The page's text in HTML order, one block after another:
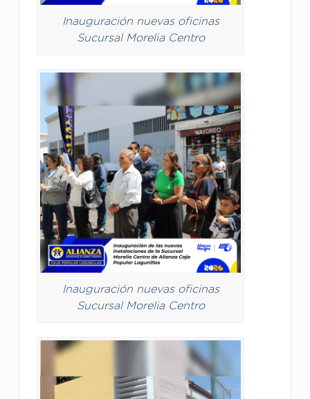
Inauguración nuevas oficinas
Sucursal Morelia Centro
Inauguración nuevas oficinas
Sucursal Morelia Centro